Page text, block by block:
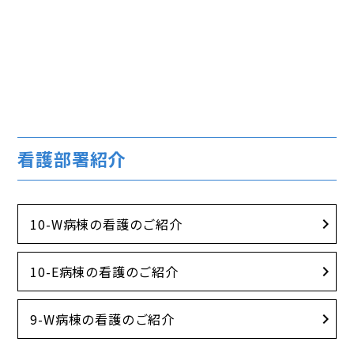
看護部署紹介
10-W病棟の看護のご紹介
10-E病棟の看護のご紹介
9-W病棟の看護のご紹介